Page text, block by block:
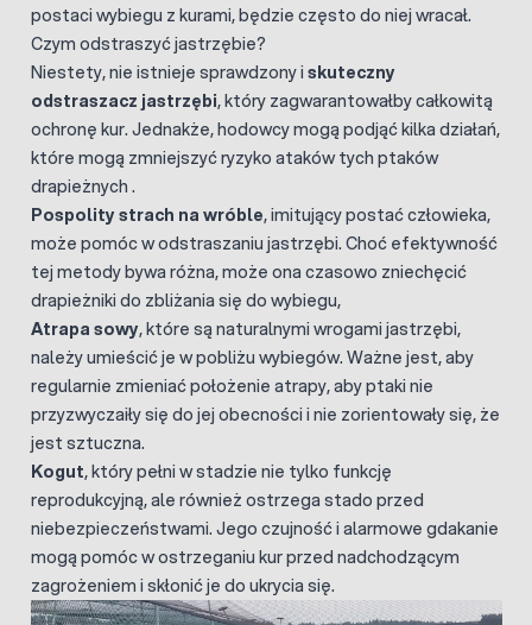
postaci wybiegu z kurami, będzie często do niej wracał.
Czym odstraszyć jastrzębie?
Niestety, nie istnieje sprawdzony i skuteczny
odstraszacz jastrzębi, który zagwarantowałby całkowitą
ochronę kur. Jednakże, hodowcy mogą podjąć kilka działań,
które mogą zmniejszyć ryzyko ataków tych ptaków
drapieżnych .
Pospolity strach na wróble, imitujący postać człowieka,
może pomóc w odstraszaniu jastrzębi. Choć efektywność
tej metody bywa różna, może ona czasowo zniechęcić
drapieżniki do zbliżania się do wybiegu,
Atrapa sowy, które są naturalnymi wrogami jastrzębi,
należy umieścić je w pobliżu wybiegów. Ważne jest, aby
regularnie zmieniać położenie atrapy, aby ptaki nie
przyzwyczaiły się do jej obecności i nie zorientowały się, że
jest sztuczna.
Kogut, który pełni w stadzie nie tylko funkcję
reprodukcyjną, ale również ostrzega stado przed
niebezpieczeństwami. Jego czujność i alarmowe gdakanie
mogą pomóc w ostrzeganiu kur przed nadchodzącym
zagrożeniem i skłonić je do ukrycia się.